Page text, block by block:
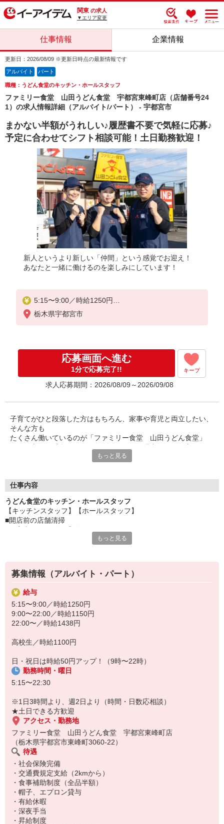
関東 の求人
▼エリア変更
仕事情報 企業情報
更新日：2026/08/09 ※更新日時点の最新情報です
アルバイト パート
職種：うどん食堂のキッチン・ホールスタッフ
ファミリー食堂 山田うどん食堂 宇都宮東峰町店（店舗番号24
1）の求人情報詳細（アルバイト/パート） - 宇都宮市
まかない半額がうれしい♪履歴書不要で気軽に応募♪
予定に合わせてシフト相談可能！土日勤務歓迎！
新人というより新しい「仲間」という感覚でお迎え！
あなたと一緒に働けるのを楽しみにしています！
5:15〜9:00／時給1250円
9:00〜22:00／時給1150円
22:00〜／時給1438円
日・祝日は時給50円アップ！（9時〜22時）
栃木県宇都宮市
応募画面へ進む
1分で応募完了!! キープ
求人応募期間：2026/08/09～2026/09/08
子育てがひと段落した方はもちろん、家事や育児と両立したい、
そんな方も
たくさん働いているのが「ファミリー食堂 山田うどん食堂」
初めてで自信がない・・・そんな方もしっかり研修を行いますの
困った時はお店のみんなが助け合える、そんなファミリー食堂
山田うどん食堂で一緒にお仕事しましょう。
・・・お店のメニューが半額で食べられるのも、ちょっとうれし
もっと見る
仕事内容
うどん食堂のキッチン・ホールスタッフ
【キッチンスタッフ】【ホールスタッフ】
■開店前の店舗清掃
お客様お一人おひとりに合わせたサービスを提供したい。
そんな想いから『ファミリー食堂 山田うどん食堂』のスタッフは
各業務を担当するのではなく、全ての仕事を分担して行っていま
す。
幅広いスキルが身に付きますよ。
もっと見る
募集情報（アルバイト・パート）
給与
5:15〜9:00／時給1250円
9:00〜22:00／時給1150円
22:00〜／時給1438円
高校生／時給1100円
日・祝日は時給50円アップ！（9時〜22時）
勤務時間・曜日
5:15〜22:30
※1日3時間より、週2日より（時間・日数応相談）
★土日できる方歓迎
アクセス・勤務地
ファミリー食堂 山田うどん食堂 宇都宮東峰町店
（栃木県宇都宮市東峰町3060-22）
待遇
・社会保険完備
・交通費規定支給（2kmから）
・食事補助制度（全品半額）
・帽子、エプロン貸与
・有給休暇
・深夜手当
・昇給制度